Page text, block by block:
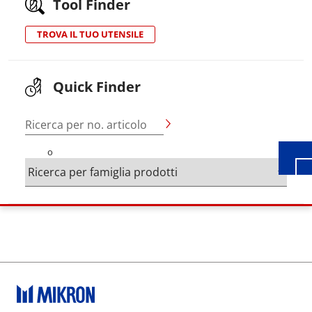
Tool Finder
TROVA IL TUO UTENSILE
Quick Finder
Ricerca per no. articolo
o